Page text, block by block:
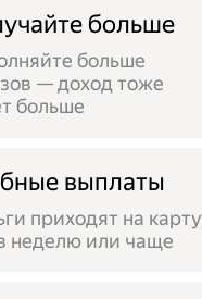
больше
больше
— доход тоже
больше
выплаты
приходят на карту
неделю или чаще